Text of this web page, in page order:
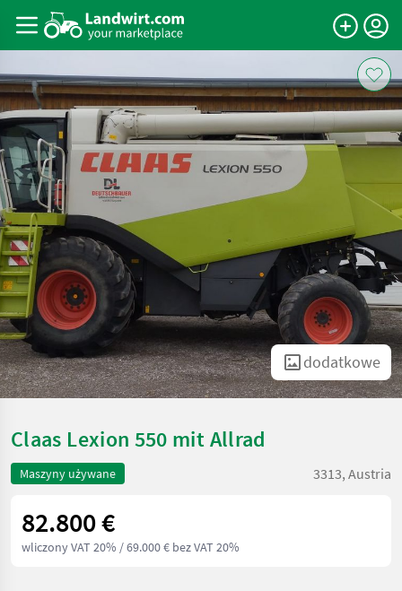
dodatkowe
Claas Lexion 550 mit Allrad
Maszyny używane 3313, Austria
82.800 €
wliczony VAT 20% / 69.000 € bez VAT 20%